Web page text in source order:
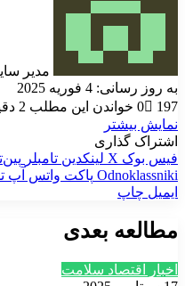
مدیر
به روز رسانی: 4 فوریه 2025
0
197
خواندن این مطلب 2 دقیقه زمان میبرد
نمایش بیشتر
اشتراک گذاری
فیس بوک X لینکدین ‫تامبلر
‫Odnoklassniki پاکت واتس آپ
ایمیل چاپ
مطالعه بعدی
اخبار اقتصاد سلامت